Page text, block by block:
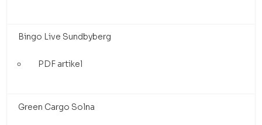
Bingo Live Sundbyberg
PDF artikel
Green Cargo Solna